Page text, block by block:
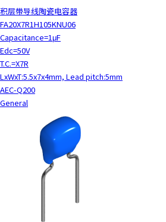
积层带导线陶瓷电容器
FA20X7R1H105KNU06
Capacitance=1μF
Edc=50V
T.C.=X7R
LxWxT:5.5x7x4mm, Lead pitch:5mm
AEC-Q200
General